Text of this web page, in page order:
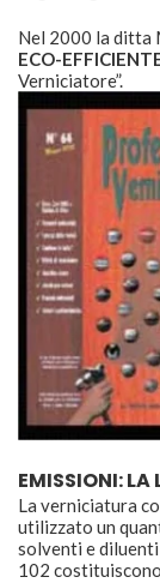
Nel 2000 la ditta
ECO-
Verniciatore”.
EMISSIONI: LA
La verniciatura
utilizzato un
solventi e
102